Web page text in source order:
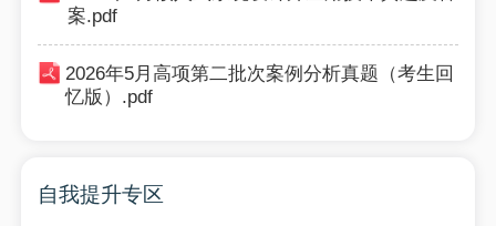
案.pdf
2026年5月高项第二批次案例分析真题（考生回
忆版）.pdf
自我提升专区